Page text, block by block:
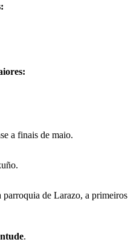
a finais de maio.
parroquia de Larazo, a
.